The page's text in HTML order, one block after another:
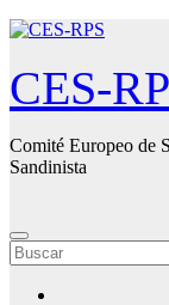
Saltar
contenido
CES-
Comité Europeo de
Sandinista